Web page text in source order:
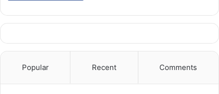
Popular Recent Comments